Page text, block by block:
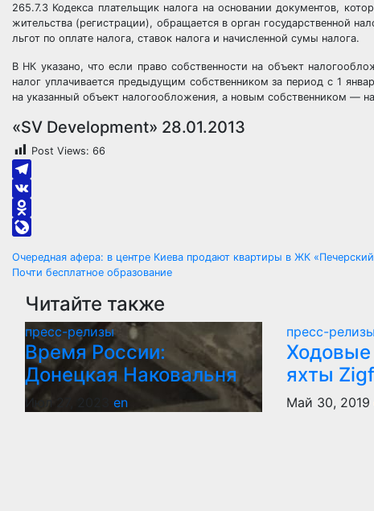
265.7.3 Кодекса плательщик налога на основании документов,
жительства (регистрации), обращается в орган государственной
льгот по оплате налога, ставок налога и начисленной сумы налога.
В НК указано, что если право собственности на объект
налог уплачивается предыдущим собственником за период с 1
на указанный объект налогообложения, а новым собственником —
«SV Development» 28.01.2013
Post Views: 66
Telegram
VK
Odnoklassniki
Навигация
по
записям
Очередная афера: в центре Киева продают квартиры в ЖК
Почти бесплатное образование
Читайте также
пресс-релизы
Время России:
Донецкая Наковальня
Июл 27, 2023 en
пресс-релизы
Ходовые
яхты
Май 30, 2019